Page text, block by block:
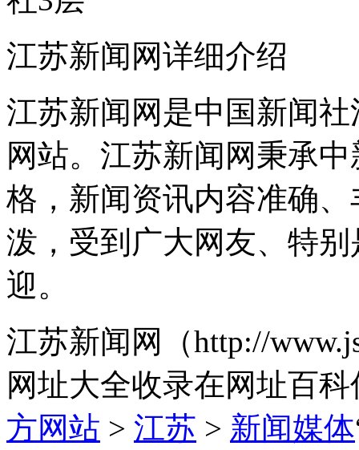
江苏新闻网详细介绍
江苏新闻网是中国新闻
网站。江苏新闻网秉承
格，新闻资讯内容准确
泼，受到广大网友、特
迎。
江苏新闻网（http://
网址大全收录在网址百
方网站 > 江苏 > 新闻媒体